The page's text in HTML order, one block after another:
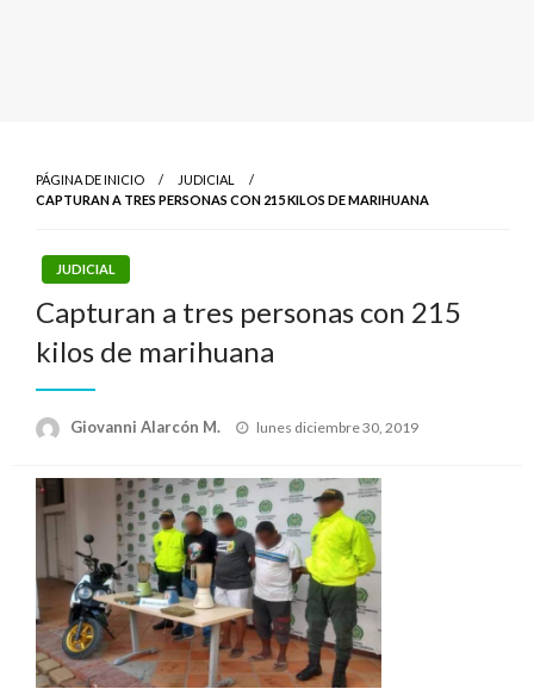
PÁGINA DE INICIO
JUDICIAL
CAPTURAN A TRES PERSONAS CON 215 KILOS DE MARIHUANA
JUDICIAL
Capturan a tres personas con 215
kilos de marihuana
Giovanni Alarcón M.
Publicado
lunes diciembre 30, 2019